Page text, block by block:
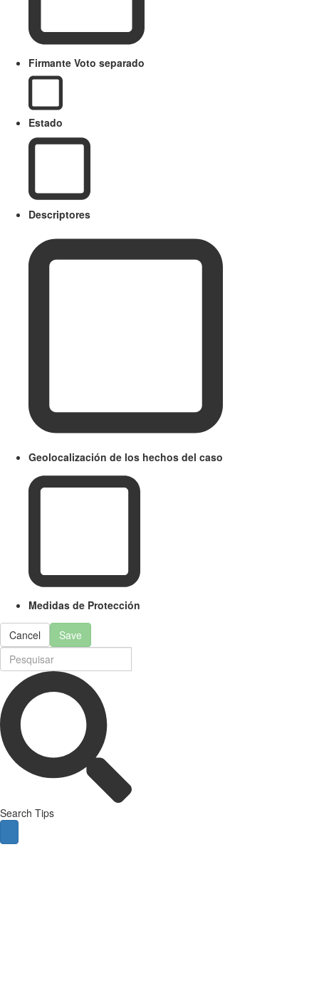
Firmante Voto separado
Estado
Descriptores
Geolocalización de los hechos del caso
Medidas de Protección
Cancel Save
Search Tips